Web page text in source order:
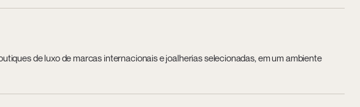
de luxo de marcas internacionais e joalherias selecionadas, em um ambiente